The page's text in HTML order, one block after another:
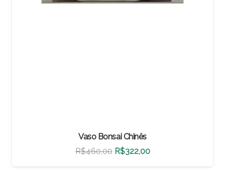
Vaso Bonsai Chinês
R$460,00 O
preço
R$322,00O
preço